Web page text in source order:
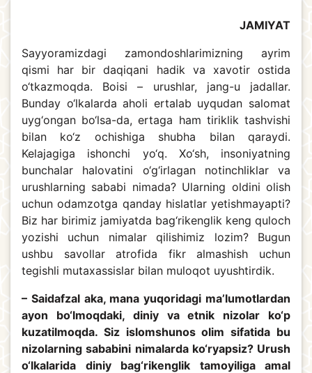
JAMIYAT
Sayyoramizdagi zamondoshlarimizning ayrim
qismi har bir daqiqani hadik va xavotir ostida
o‘tkazmoqda. Boisi – urushlar, jang-u jadallar.
Bunday o‘lkalarda aholi ertalab uyqudan salomat
uyg‘ongan bo‘lsa-da, ertaga ham tiriklik tashvishi
bilan ko‘z ochishiga shubha bilan qaraydi.
Kelajagiga ishonchi yo‘q. Xo‘sh, insoniyatning
bunchalar halovatini o‘g‘irlagan notinchliklar va
urushlarning sababi nimada? Ularning oldini olish
uchun odamzotga qanday hislatlar yetishmayapti?
Biz har birimiz jamiyatda bag‘rikenglik keng quloch
yozishi uchun nimalar qilishimiz lozim? Bugun
ushbu savollar atrofida fikr almashish uchun
tegishli mutaxassislar bilan muloqot uyushtirdik.
– Saidafzal aka, mana yuqoridagi ma’lumotlardan
ayon bo‘lmoqdaki, diniy va etnik nizolar ko‘p
kuzatilmoqda. Siz islomshunos olim sifatida bu
nizolarning sababini nimalarda ko‘ryapsiz? Urush
o‘lkalarida diniy bag‘rikenglik tamoyiliga amal